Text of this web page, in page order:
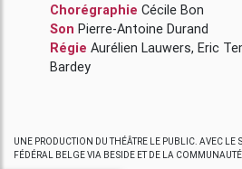
Chorégraphie Cécile Bon
Son Pierre-Antoine Durand
Régie Aurélien Lauwers, Eric
Bardey
UNE PRODUCTION DU THÉÂTRE LE PUBLIC. AVEC LE
FÉDÉRAL BELGE VIA BESIDE ET DE LA